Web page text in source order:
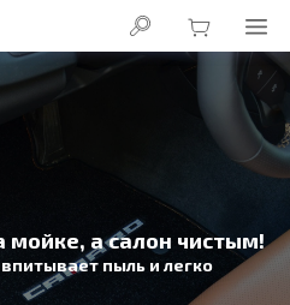
мойке, а салон чистым!
пыль и легко